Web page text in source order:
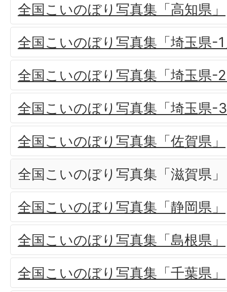
全国こいのぼり写真集「高知県」
全国こいのぼり写真集「埼玉県-
全国こいのぼり写真集「埼玉県-
全国こいのぼり写真集「埼玉県-
全国こいのぼり写真集「佐賀県」
全国こいのぼり写真集「滋賀県」
全国こいのぼり写真集「静岡県」
全国こいのぼり写真集「島根県」
全国こいのぼり写真集「千葉県」